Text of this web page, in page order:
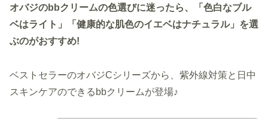
オバジのbbクリームの色選びに迷ったら、「色白なブル
ベはライト」「健康的な肌色のイエベはナチュラル」を選
ぶのがおすすめ!
ベストセラーのオバジCシリーズから、紫外線対策と日中
スキンケアのできるbbクリームが登場♪